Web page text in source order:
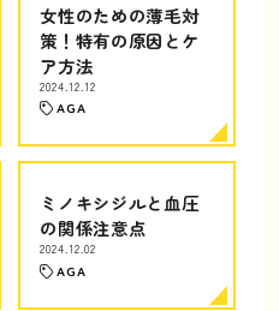
女性のための薄毛対
策！特有の原因とケ
ア方法
2024.12.12
AGA
ミノキシジルと血圧
の関係注意点
2024.12.02
AGA